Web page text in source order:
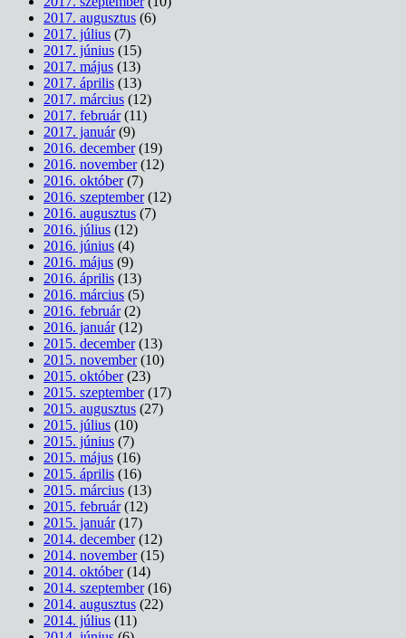
2017. augusztus (6)
2017. július (7)
2017. június (15)
2017. május (13)
2017. április (13)
2017. március (12)
2017. február(11)
2017. január(9)
2016. december(19)
2016. november(12)
2016. október(7)
2016. szeptember(12)
2016. augusztus (7)
2016. július (12)
2016. június (4)
2016. május (9)
2016. április (13)
2016. március (5)
2016. február(2)
2016. január(12)
2015. december(13)
2015. november(10)
2015. október(23)
2015. szeptember(17)
2015. augusztus (27)
2015. július (10)
2015. június (7)
2015. május (16)
2015. április (16)
2015. március (13)
2015. február(12)
2015. január(17)
2014. december(12)
2014. november(15)
2014. október(14)
2014. szeptember(16)
2014. augusztus (22)
2014. július (11)